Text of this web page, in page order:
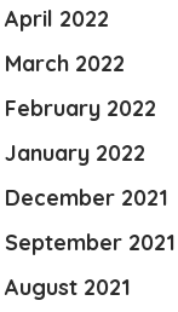
April 2022
March 2022
February 2022
January 2022
December 2021
September 2021
August 2021